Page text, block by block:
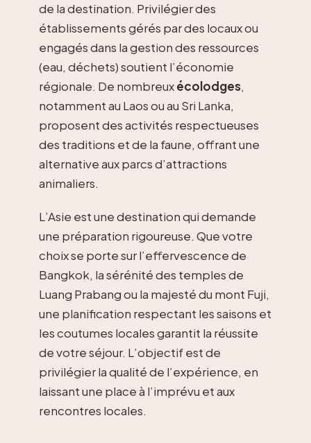
de la destination. Privilégier des
établissements gérés par des locaux ou
engagés dans la gestion des ressources
(eau, déchets) soutient l’économie
régionale. De nombreuxécolodges,
notamment au Laos ou au Sri Lanka,
proposent des activités respectueuses
des traditions et de la faune, offrant une
alternative aux parcs d’attractions
animaliers.
L’Asie est une destination qui demande
une préparation rigoureuse. Que votre
choix se porte sur l’effervescence de
Bangkok, la sérénité des temples de
Luang Prabang ou la majesté du mont Fuji,
une planification respectant les saisons et
les coutumes locales garantit la réussite
de votre séjour. L’objectif est de
privilégier la qualité de l’expérience, en
laissant une place à l’imprévu et aux
rencontres locales.